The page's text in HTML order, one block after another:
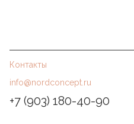
Контакты
info@nordconcept.ru
+7 (903) 180-40-90